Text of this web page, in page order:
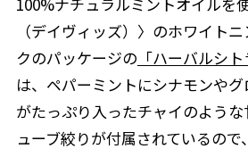
（デイヴィッズ）〉のホワイト
クのパッケージの 「ハーバルシ
は、ペパーミントにシナモンや
がたっぷり入ったチャイのよう
ューブ絞りが付属されているの